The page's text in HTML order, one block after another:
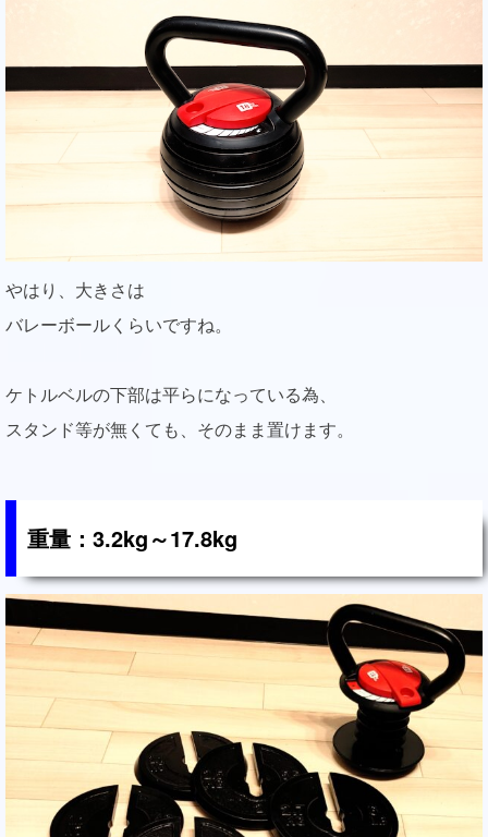
やはり、大きさは
バレーボールくらいですね。
ケトルベルの下部は平らになっている為、
スタンド等が無くても、そのまま置けます。
重量：3.2kg～17.8kg